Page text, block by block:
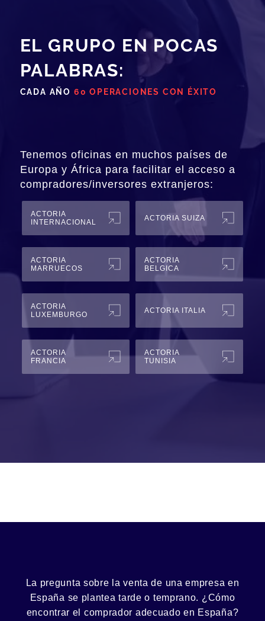
EL GRUPO EN POCAS
PALABRAS:
CADA AÑO 60 OPERACIONES CON ÉXITO
Tenemos oficinas en muchos países de
Europa y África para facilitar el acceso a
compradores/inversores extranjeros:
ACTORIA
INTERNACIONAL
ACTORIA SUIZA
ACTORIA
MARRUECOS
ACTORIA
BELGICA
ACTORIA
LUXEMBURGO
ACTORIA ITALIA
ACTORIA
FRANCIA
ACTORIA
TUNISIA
La pregunta sobre la venta de unaempresa en
España se plantea tarde o temprano. ¿Cómo
encontrar el comprador adecuado en España?